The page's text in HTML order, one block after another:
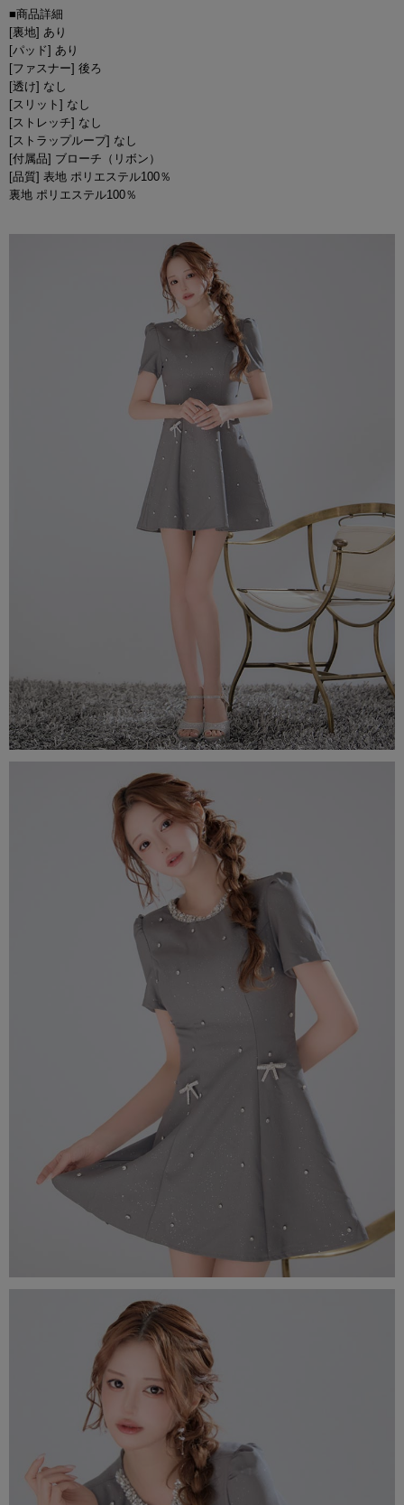
■商品詳細
[裏地] あり
[パッド] あり
[ファスナー] 後ろ
[透け] なし
[スリット] なし
[ストレッチ] なし
[ストラップループ] なし
[付属品] ブローチ（リボン）
[品質] 表地 ポリエステル100％
裏地 ポリエステル100％